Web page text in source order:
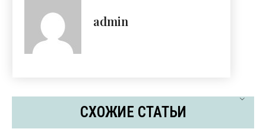
admin
СХОЖИЕ СТАТЬИ